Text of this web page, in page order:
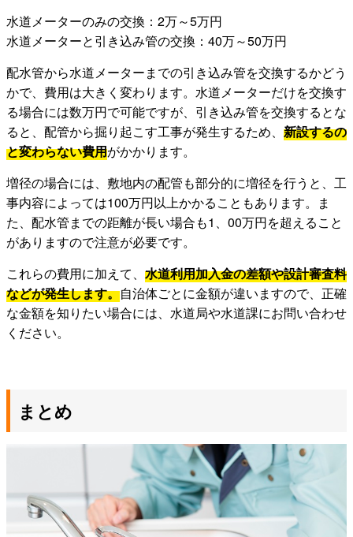
水道メーターのみの交換：2万～5万円
水道メーターと引き込み管の交換：40万～50万円
配水管から水道メーターまでの引き込み管を交換するかどう
かで、費用は大きく変わります。水道メーターだけを交換す
る場合には数万円で可能ですが、引き込み管を交換するとな
ると、配管から掘り起こす工事が発生するため、 新設するの
と変わらない費用がかかります。
増径の場合には、敷地内の配管も部分的に増径を行うと、工
事内容によっては100万円以上かかることもあります。ま
た、配水管までの距離が長い場合も1、00万円を超えること
がありますので注意が必要です。
これらの費用に加えて、 水道利用加入金の差額や設計審査料
などが発生します。自治体ごとに金額が違いますので、正確
な金額を知りたい場合には、水道局や水道課にお問い合わせ
ください。
まとめ